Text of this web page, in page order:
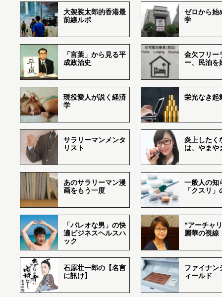
大袈裟太郎的香港最
前線ルポ
ゼロから始
学
「言葉」から見る平
成政治史
金欠フリー
ー、民泊を
現役愛人が説く経済
学
栄光なき起
サラリーマンメンタ
リスト
炎上したく
は、やまや
あのサラリーマン漫
画をもう一度
一般人の知
「クスリ
「パレオな男」の快
適ビジネスヘルスハ
ック
”アーチャ
麗華の視線
石原壮一郎の【名言
に訊け】
ファイナン
ィールド